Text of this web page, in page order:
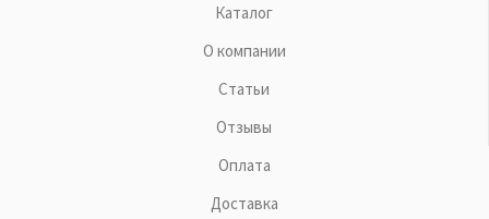
Каталог
О компании
Статьи
Отзывы
Оплата
Доставка